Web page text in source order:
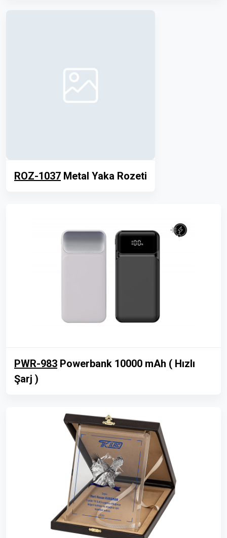
ROZ-1037 Metal Yaka Rozeti
PWR-983 Powerbank 10000 mAh ( Hızlı
Şarj )